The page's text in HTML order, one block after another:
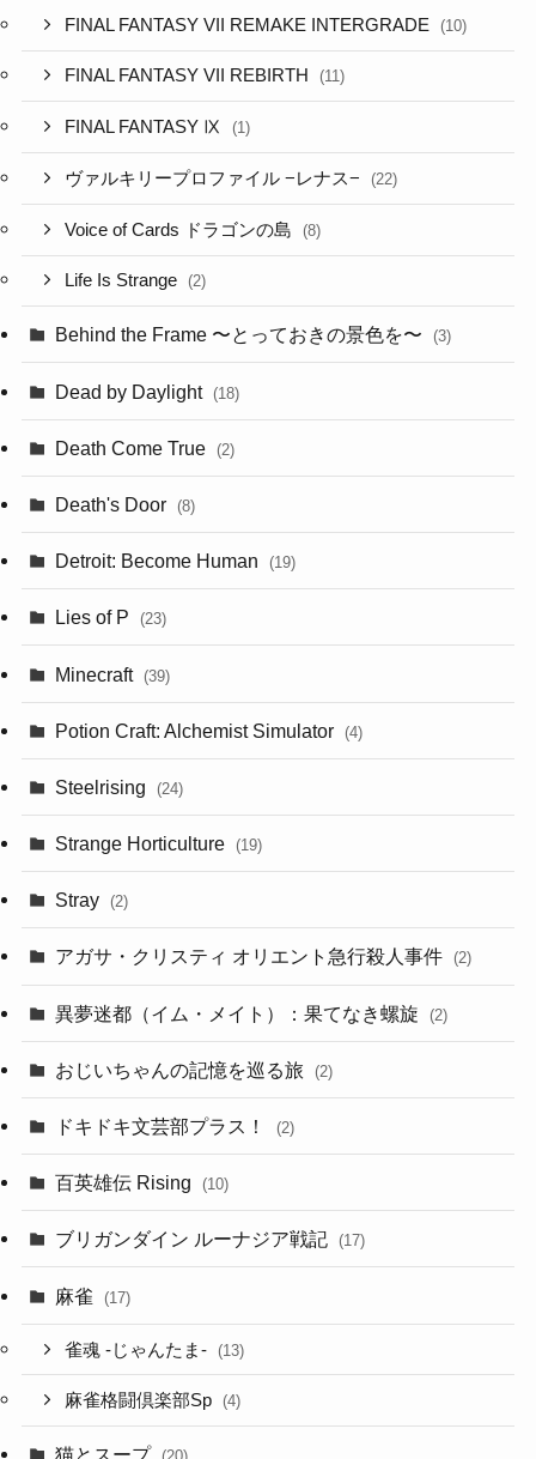
FINAL FANTASY VII REMAKE INTERGRADE (10)
FINAL FANTASY VII REBIRTH (11)
FINAL FANTASY Ⅸ (1)
ヴァルキリープロファイル −レナス− (22)
Voice of Cards ドラゴンの島 (8)
Life Is Strange (2)
Behind the Frame 〜とっておきの景色を〜 (3)
Dead by Daylight (18)
Death Come True (2)
Death's Door (8)
Detroit: Become Human (19)
Lies of P (23)
Minecraft (39)
Potion Craft: Alchemist Simulator (4)
Steelrising (24)
Strange Horticulture (19)
Stray (2)
アガサ・クリスティ オリエント急行殺人事件 (2)
異夢迷都（イム・メイト）：果てなき螺旋 (2)
おじいちゃんの記憶を巡る旅 (2)
ドキドキ文芸部プラス！ (2)
百英雄伝 Rising (10)
ブリガンダイン ルーナジア戦記 (17)
麻雀 (17)
雀魂 -じゃんたま- (13)
麻雀格闘倶楽部Sp (4)
猫とスープ